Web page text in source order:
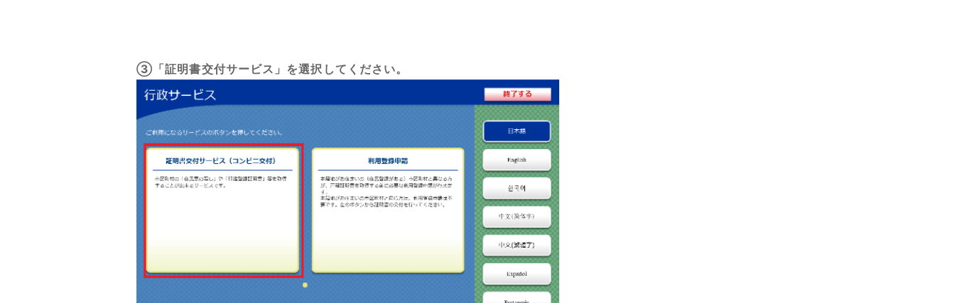
③「証明書交付サービス」を選択してください。